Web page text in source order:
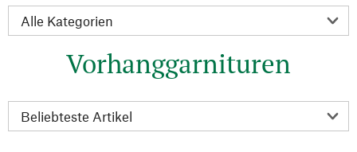
Vorhanggarnituren